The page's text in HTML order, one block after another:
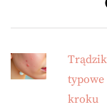
typowe
kroku